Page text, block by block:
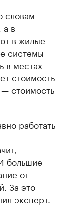
словам
а в
в жилые
системы
в местах
стоимость
стоимость
работать
большие
от
За это
эксперт.